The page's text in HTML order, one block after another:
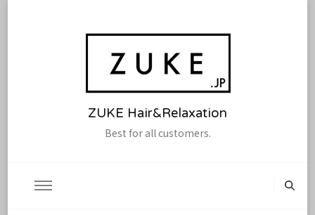
ZUKE Hair&Relaxation
Best for all customers.